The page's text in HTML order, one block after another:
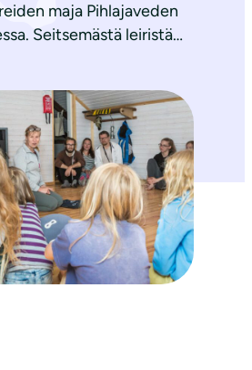
maja Pihlajaveden
Seitsemästä leiristä…